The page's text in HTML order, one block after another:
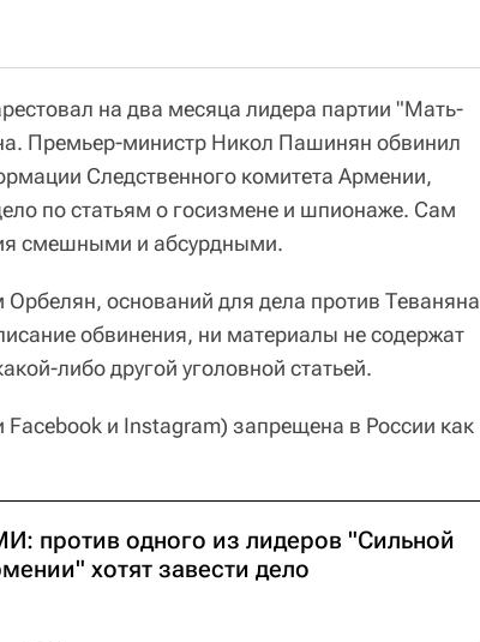
на два месяца лидера партии "Мать-
Премьер-министр Никол Пашинян обвинил
Следственного комитета Армении,
по статьям о госизмене и шпионаже. Сам
смешными и абсурдными.
Орбелян, оснований для дела против Теваняна
обвинения, ни материалы не содержат
либо другой уголовной статьей.
Facebook и Instagram) запрещена в России как
против одного из лидеров "Сильной
хотят завести дело